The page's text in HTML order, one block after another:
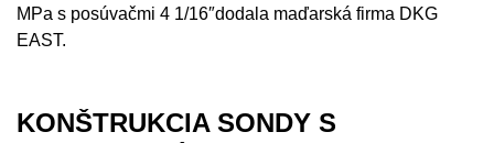
MPa s posúvačmi 4 1/16″dodala maďarská firma DKG
EAST.
KONŠTRUKCIA SONDY S